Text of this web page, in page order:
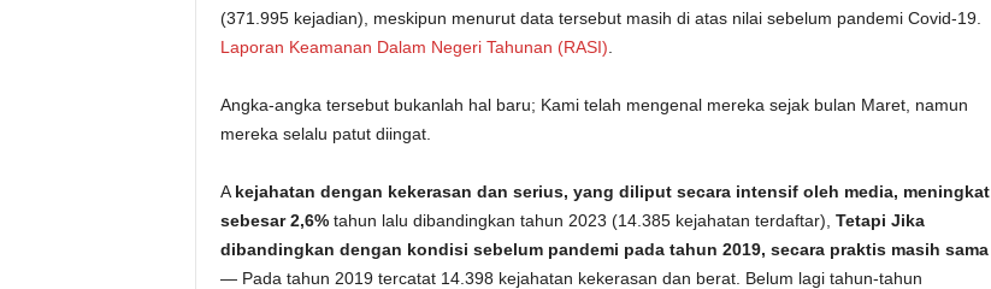
(371.995 kejadian), meskipun menurut data tersebut masih di atas nilai sebelum pandemi Covid-19.
Laporan Keamanan Dalam Negeri Tahunan (RASI)
Angka-angka tersebut bukanlah hal baru; Kami telah mengenal mereka sejak bulan Maret, namun
mereka selalu patut diingat.
A kejahatan dengan kekerasan dan serius, yang diliput secara intensif oleh media, meningkat
sebesar 2,6% tahun lalu dibandingkan tahun 2023 (14.385 kejahatan terdaftar), Tetapi Jika
dibandingkan dengan kondisi sebelum pandemi pada tahun 2019, secara praktis masih sama
— Pada tahun 2019 tercatat 14.398 kejahatan kekerasan dan berat. Belum lagi tahun-tahun